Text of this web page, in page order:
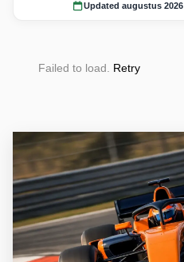
Updated augustus 2026
Failed to load. Retry